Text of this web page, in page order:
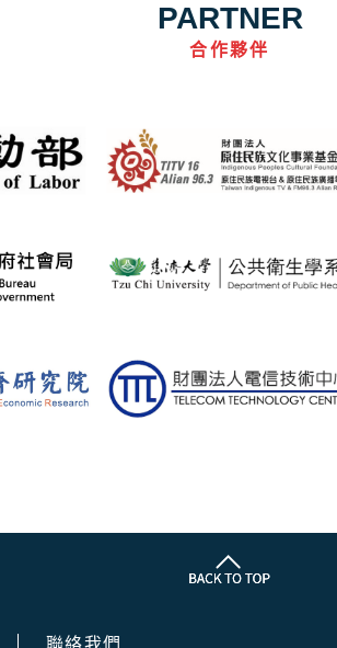
PARTNER
合作夥伴
聯絡我們